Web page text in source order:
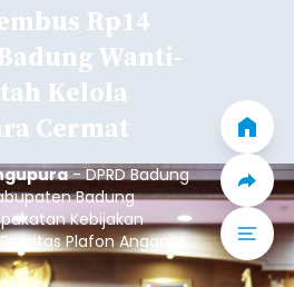
Rp14
Wanti-
Kelola
Cermat
- DPRD Badung
Badung
Kebijakan
Plafon Anggaran
Anggaran 2027 dalam